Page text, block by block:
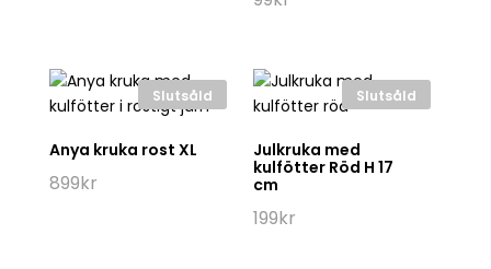
Slutsåld
Anya kruka rost XL
899kr
Slutsåld
Julkruka med
kulfötter Röd H 17
cm
199kr